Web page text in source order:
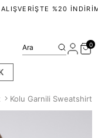
%20 İNDIRIM
Ara 0
Kolu Garnili Sweatshirt